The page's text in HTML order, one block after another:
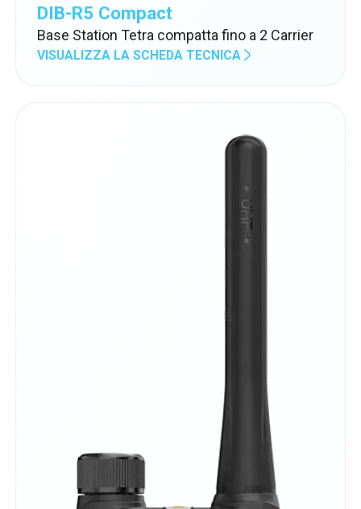
DIB-R5 Compact
Base Station Tetra compatta fino a 2 Carrier
VISUALIZZA LA SCHEDA TECNICA